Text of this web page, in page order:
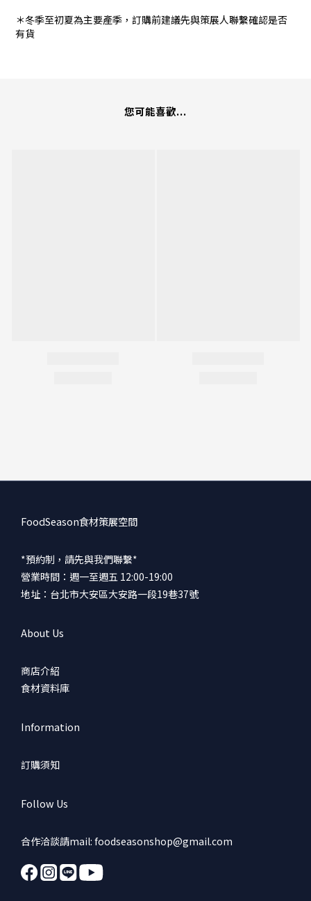
＊冬季至初夏為主要產季，訂購前建議先與策展人聯繫確認是否
有貨
您可能喜歡...
FoodSeason食材策展空間
*預約制，請先與我們聯繫*
營業時間：週一至週五 12:00-19:00
地址：台北市大安區大安路一段19巷37號
About Us
商店介紹
食材資料庫
Information
訂購須知
Follow Us
合作洽談請mail: foodseasonshop@gmail.com